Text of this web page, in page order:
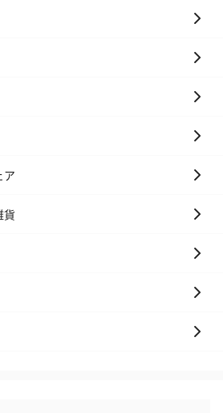
てお届けいたします。
フラッグカプセル：イ
ショートイン
（880円）
ア
貨